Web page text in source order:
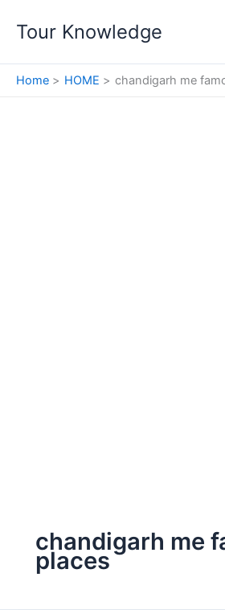
Tour Knowledge
Home HOME chandigarh me
chandigarh me
places